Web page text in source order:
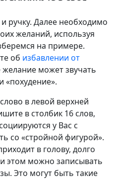
ручку. Далее необходимо
желаний, используя
на примере.
об избавлении от
желание может звучать
«похудение».
в левой верхней
в столбик 16 слов,
у Вас с
со «стройной фигурой».
в голову, долго
этом можно записывать
Это могут быть такие